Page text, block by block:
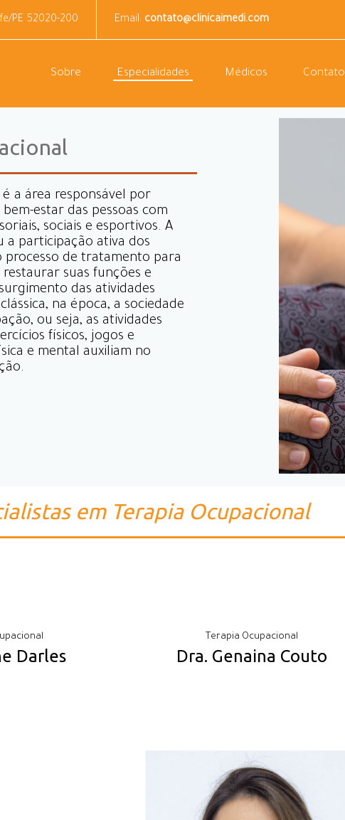
PE 52020-200 Email: contato@clinicaimedi.com
Sobre Especialidades Médicos Contato
a área responsável por
estar das pessoas com
sociais e esportivos. A
a participação ativa dos
processo de tratamento para
suas funções e
das atividades
na época, a sociedade
ou seja, as atividades
físicos, jogos e
e mental auxiliam no
em Terapia Ocupacional
Darles
Terapia Ocupacional
Dra. Genaina Couto